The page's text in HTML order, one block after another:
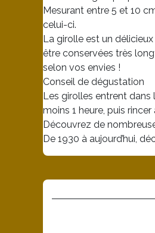
Mesurant entre 5 et 10
celui-ci.
La girolle est un
être conservées très
selon vos envies !
Conseil de dégustation
Les girolles entrent dans
moins 1 heure, puis
Découvrez de
De 1930 à aujourd’hui,